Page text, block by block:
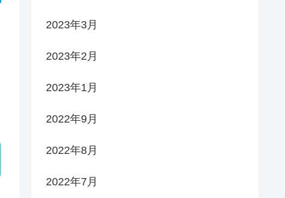
2023年3月
2023年2月
2023年1月
2022年9月
2022年8月
2022年7月